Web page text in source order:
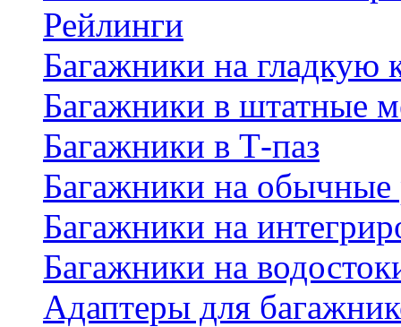
Рейлинги
Багажники на гладкую
Багажники в штатные
Багажники в Т-паз
Багажники на обычные
Багажники на
Багажники на
Адаптеры для